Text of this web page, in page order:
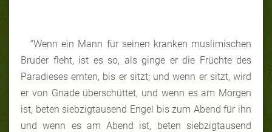
“Wenn ein Mann für seinen kranken muslimischen
Bruder fleht, ist es so, als ginge er die Früchte des
Paradieses ernten, bis er sitzt; und wenn er sitzt, wird
er von Gnade überschüttet, und wenn es am Morgen
ist, beten siebzigtausend Engel bis zum Abend für ihn
und wenn es am Abend ist, beten siebzigtausend